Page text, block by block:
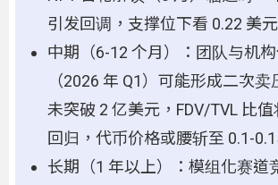
引发回调，支撑位下看 0.22 美元
中期（6-12 个月）：团队与机
（2026 年 Q1）可能形成二次
未突破 2 亿美元，FDV/TVL 比
回归，代币价格或腰斩至 0.1-
长期（1 年以上）：模组化赛道